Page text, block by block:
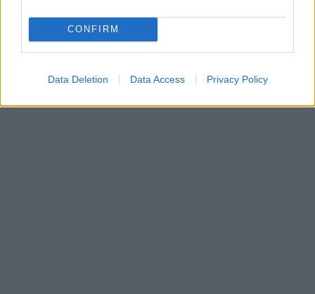
CONFIRM
Data Deletion Data Access Privacy Policy
τον κόπο να επισκεφθούν ένα μέρος μαγικό, μια
ανάσα από το χωριό: